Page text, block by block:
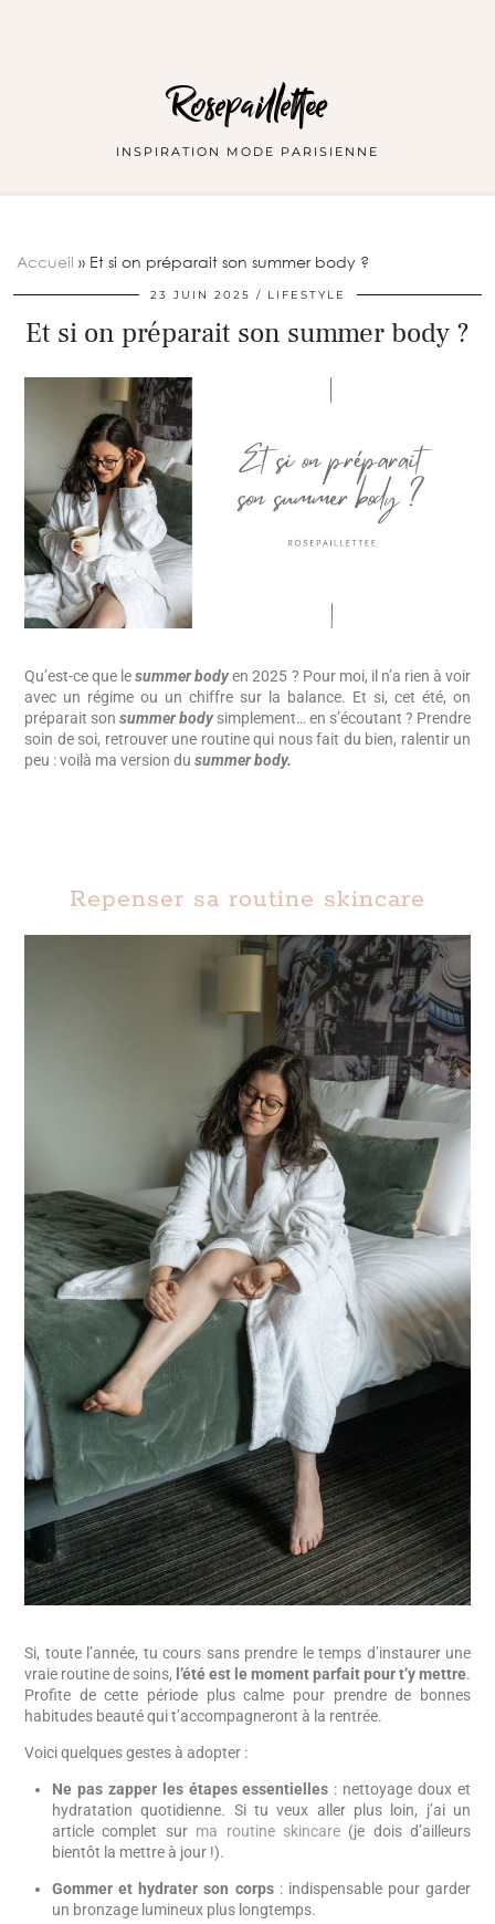
Rosepaillettee
INSPIRATION MODE PARISIENNE
Accueil » Et si on préparait son summer body ?
23 JUIN 2025 LIFESTYLE
Et si on préparait son summer body ?
Qu’est-ce que lesummer bodyen 2025 ? Pour moi, il n’a rien à voir
avec un régime ou un chiffre sur la balance. Et si, cet été, on
préparait son summer bodysimplement… en s’écoutant ? Prendre
soin de soi, retrouver une routine qui nous fait du bien, ralentir un
peu : voilà ma version du summer body.
Repenser sa routine skincare
Si, toute l’année, tu cours sans prendre le temps d’instaurer une
vraie routine de soins, l’été est le moment parfait pour t’y mettre.
Profite de cette période plus calme pour prendre de bonnes
habitudes beauté qui t’accompagneront à la rentrée.
Voici quelques gestes à adopter :
Ne pas zapper les étapes essentielles : nettoyage doux et
hydratation quotidienne. Si tu veux aller plus loin, j’ai un
article complet sur ma routine skincare(je dois d’ailleurs
bientôt la mettre à jour !).
Gommer et hydrater son corps: indispensable pour garder
un bronzage lumineux plus longtemps.